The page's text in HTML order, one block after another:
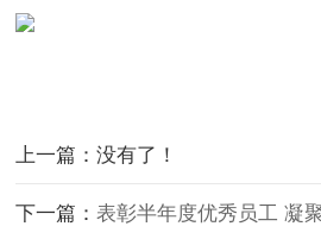
上一篇：没有了！
下一篇：表彰半年度优秀员工 凝